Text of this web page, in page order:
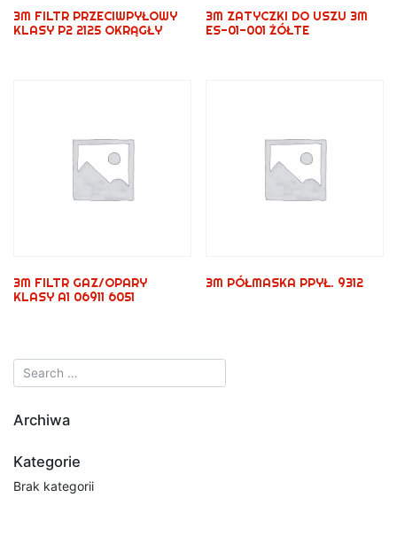
3M FILTR PRZECIWPYŁOWY
KLASY P2 2125 OKRĄGŁY
3M ZATYCZKI DO USZU 3M
ES-01-001 ŻÓŁTE
3M FILTR GAZ/OPARY
KLASY A1 06911 6051
3M PÓŁMASKA PPYŁ. 9312
Archiwa
Kategorie
Brak kategorii